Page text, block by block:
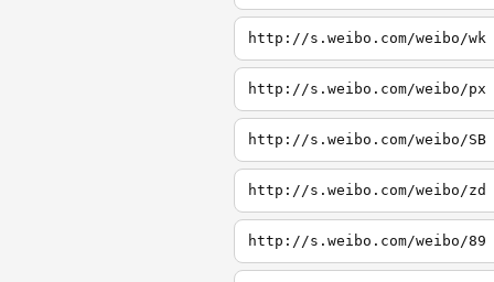
http://s.weibo.com/weibo/wk
http://s.weibo.com/weibo/px
http://s.weibo.com/weibo/SB
http://s.weibo.com/weibo/zd
http://s.weibo.com/weibo/89